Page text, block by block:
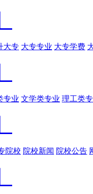
大专 大专专业 大专学费
专业 文学类专业 理工类
院校 院校新闻 院校公告